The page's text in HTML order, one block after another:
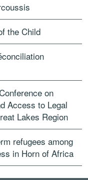
the Child
on
Access to Legal
Lakes Region
refugees among
in Horn of Africa